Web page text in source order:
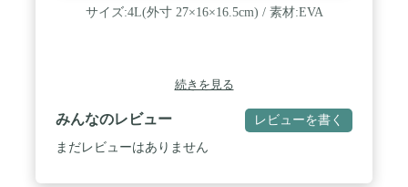
サイズ:4L(外寸 27×16×16.5cm) / 素材:EVA
続きを見る
みんなのレビュー レビューを書く
まだレビューはありません